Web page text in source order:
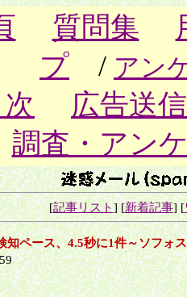
質問集
プ / アン
広告送
調査・アン
[記事リスト] [新着記事] [
知ペース、4.5秒に1件～ソフォ